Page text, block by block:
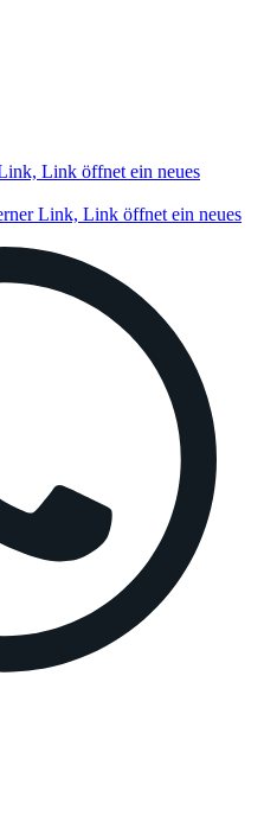
Link öffnet ein neues
Link, Link öffnet ein neues